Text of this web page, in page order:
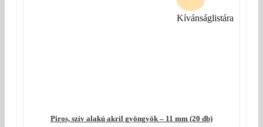
Piros, szív alakú akril gyöngyök – 11 mm (20 db)
Kívánságlistára